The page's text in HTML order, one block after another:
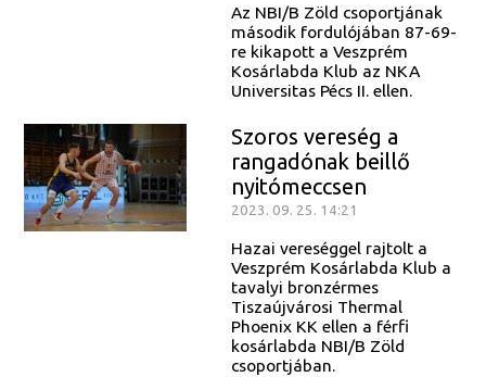
Az NBI/B Zöld csoportjának
második fordulójában 87-69-
re kikapott a Veszprém
Kosárlabda Klub az NKA
Universitas Pécs II. ellen.
Szoros vereség a
rangadónak beillő
nyitómeccsen
2023. 09. 25. 14:21
Hazai vereséggel rajtolt a
Veszprém Kosárlabda Klub a
tavalyi bronzérmes
Tiszaújvárosi Thermal
Phoenix KK ellen a férfi
kosárlabda NBI/B Zöld
csoportjában.